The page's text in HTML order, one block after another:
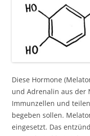
Diese Hormone
und Adrenalin aus der
Immunzellen und
begeben sollen.
eingesetzt. Das